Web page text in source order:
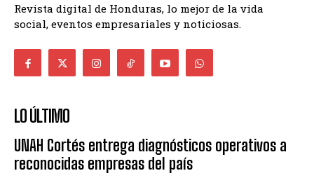
Revista digital de Honduras, lo mejor de la vida
social, eventos empresariales y noticiosas.
LO ÚLTIMO
UNAH Cortés entrega diagnósticos operativos a
reconocidas empresas del país